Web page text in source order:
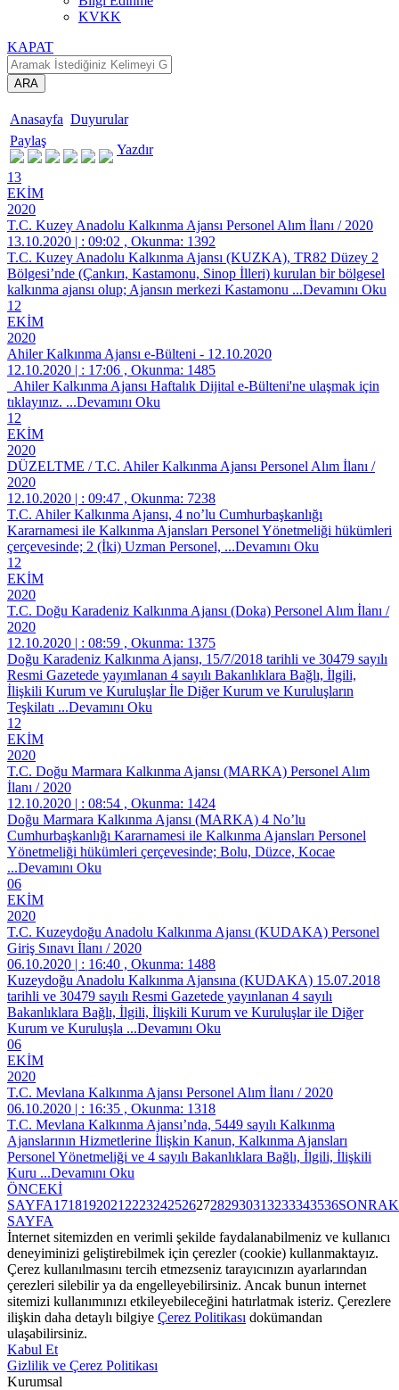
KVKK
KAPAT
ARA
Anasayfa Duyurular
Paylaş
Yazdır
13
EKİM
2020
T.C. Kuzey Anadolu Kalkınma Ajansı Personel Alım İlanı / 2020
13.10.2020 | : 09:02 , Okunma: 1392
T.C. Kuzey Anadolu Kalkınma Ajansı (KUZKA), TR82 Düzey 2
Bölgesi’nde (Çankırı, Kastamonu, Sinop İlleri) kurulan bir bölgesel
kalkınma ajansı olup; Ajansın merkezi Kastamonu ...Devamını Oku
12
EKİM
2020
Ahiler Kalkınma Ajansı e-Bülteni - 12.10.2020
12.10.2020 | : 17:06 , Okunma: 1485
Ahiler Kalkınma Ajansı Haftalık Dijital e-Bülteni'ne ulaşmak için
tıklayınız. ...Devamını Oku
12
EKİM
2020
DÜZELTME / T.C. Ahiler Kalkınma Ajansı Personel Alım İlanı /
2020
12.10.2020 | : 09:47 , Okunma: 7238
T.C. Ahiler Kalkınma Ajansı, 4 no’lu Cumhurbaşkanlığı
Kararnamesi ile Kalkınma Ajansları Personel Yönetmeliği hükümleri
çerçevesinde; 2 (İki) Uzman Personel, ...Devamını Oku
12
EKİM
2020
T.C. Doğu Karadeniz Kalkınma Ajansı (Doka) Personel Alım İlanı /
2020
12.10.2020 | : 08:59 , Okunma: 1375
Doğu Karadeniz Kalkınma Ajansı, 15/7/2018 tarihli ve 30479 sayılı
Resmi Gazetede yayımlanan 4 sayılı Bakanlıklara Bağlı, İlgili,
İlişkili Kurum ve Kuruluşlar İle Diğer Kurum ve Kuruluşların
Teşkilatı ...Devamını Oku
12
EKİM
2020
T.C. Doğu Marmara Kalkınma Ajansı (MARKA) Personel Alım
İlanı / 2020
12.10.2020 | : 08:54 , Okunma: 1424
Doğu Marmara Kalkınma Ajansı (MARKA) 4 No’lu
Cumhurbaşkanlığı Kararnamesi ile Kalkınma Ajansları Personel
Yönetmeliği hükümleri çerçevesinde; Bolu, Düzce, Kocae
...Devamını Oku
06
EKİM
2020
T.C. Kuzeydoğu Anadolu Kalkınma Ajansı (KUDAKA) Personel
Giriş Sınavı İlanı / 2020
06.10.2020 | : 16:40 , Okunma: 1488
Kuzeydoğu Anadolu Kalkınma Ajansına (KUDAKA) 15.07.2018
tarihli ve 30479 sayılı Resmi Gazetede yayınlanan 4 sayılı
Bakanlıklara Bağlı, İlgili, İlişkili Kurum ve Kuruluşlar ile Diğer
Kurum ve Kuruluşla ...Devamını Oku
06
EKİM
2020
T.C. Mevlana Kalkınma Ajansı Personel Alım İlanı / 2020
06.10.2020 | : 16:35 , Okunma: 1318
T.C. Mevlana Kalkınma Ajansı’nda, 5449 sayılı Kalkınma
Ajanslarının Hizmetlerine İlişkin Kanun, Kalkınma Ajansları
Personel Yönetmeliği ve 4 sayılı Bakanlıklara Bağlı, İlgili, İlişkili
Kuru ...Devamını Oku
ÖNCEKİ
SAYFA1718192021 222324252627282930313233343536
SAYFA
İnternet sitemizden en verimli şekilde faydalanabilmeniz ve kullanıcı
deneyiminizi geliştirebilmek için çerezler (cookie) kullanmaktayız.
Çerez kullanılmasını tercih etmezseniz tarayıcınızın ayarlarından
çerezleri silebilir ya da engelleyebilirsiniz. Ancak bunun internet
sitemizi kullanımınızı etkileyebileceğini hatırlatmak isteriz. Çerezlere
ilişkin daha detaylı bilgiye Çerez Politikası dokümandan
ulaşabilirsiniz.
Kabul Et
Gizlilik ve Çerez Politikası
Kurumsal